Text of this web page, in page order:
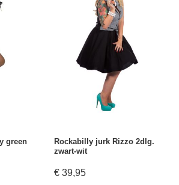
green
Rockabilly jurk Rizzo 2dlg.
zwart-wit
€ 39,95